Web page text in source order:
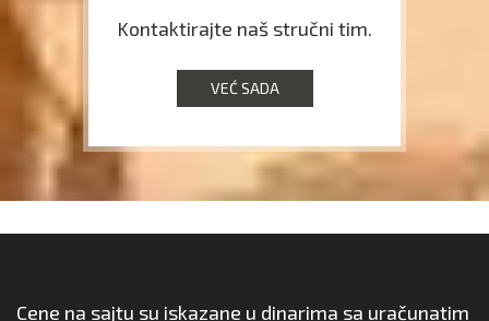
Kontaktirajte naš stručni tim.
VEĆ SADA
Cene na sajtu su iskazane u dinarima sa uračunatim